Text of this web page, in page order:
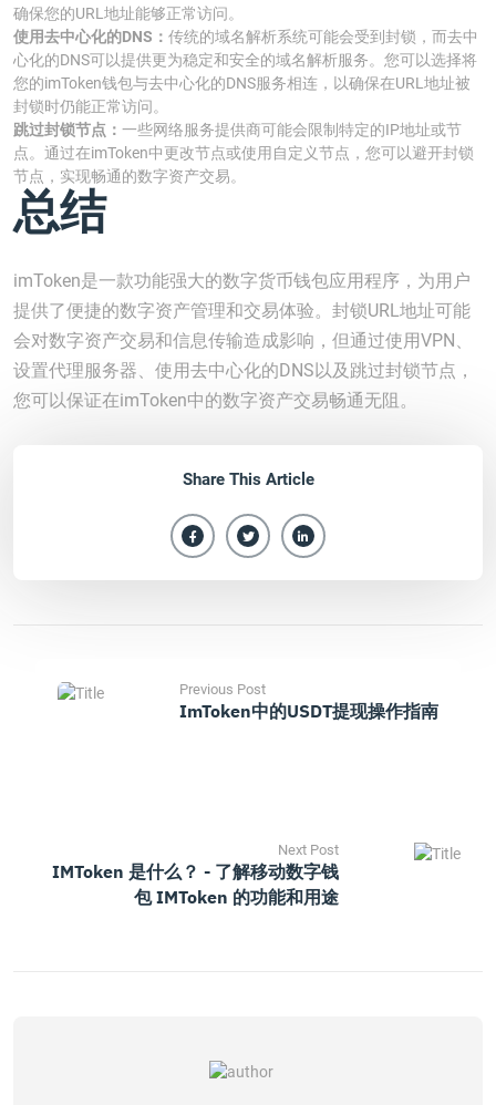
确保您的URL地址能够正常访问。
使用去中心化的DNS： 传统的域名解析系统可能会受到封锁，而去中
心化的DNS可以提供更为稳定和安全的域名解析服务。您可以选择将
您的imToken钱包与去中心化的DNS服务相连，以确保在URL地址被
封锁时仍能正常访问。
跳过封锁节点： 一些网络服务提供商可能会限制特定的IP地址或节
点。通过在imToken中更改节点或使用自定义节点，您可以避开封锁
节点，实现畅通的数字资产交易。
总结
imToken是一款功能强大的数字货币钱包应用程序，为用户
提供了便捷的数字资产管理和交易体验。封锁URL地址可能
会对数字资产交易和信息传输造成影响，但通过使用VPN、
设置代理服务器、使用去中心化的DNS以及跳过封锁节点，
您可以保证在imToken中的数字资产交易畅通无阻。
Share This Article
Previous Post
ImToken中的USDT提现操作指南
Next Post
IMToken 是什么？ - 了解移动数字钱
包 IMToken 的功能和用途